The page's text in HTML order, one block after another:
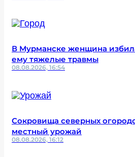
В Мурманске женщина
ему тяжелые травмы
08.08.2026, 16:54
Сокровища северных
местный урожай
08.08.2026, 16:12